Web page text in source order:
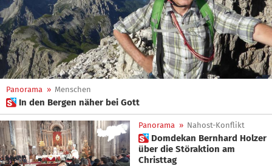
Panorama » Menschen
 In den Bergen näher bei Gott
Panorama » Nahost-Konflikt
 Domdekan Bernhard Holzer
über die Störaktion am
Christtag